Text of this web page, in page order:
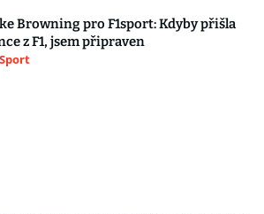
Browning pro F1sport: Kdyby přišla
z F1, jsem připraven